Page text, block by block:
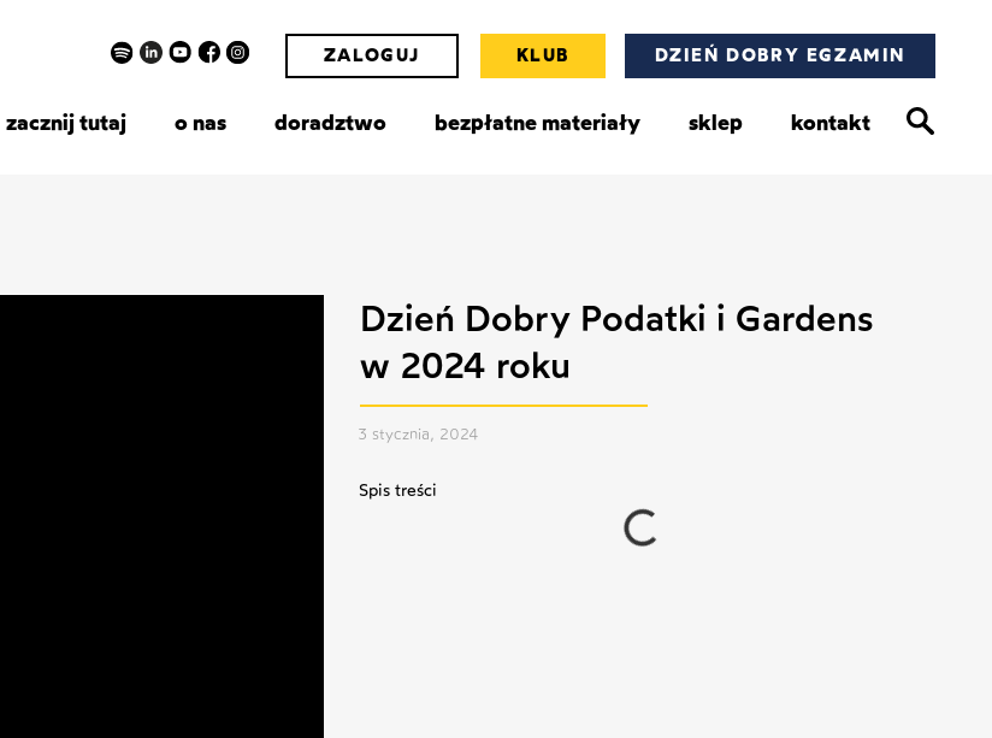
DZIEŃ DOBRY EGZAMIN
KLUB
ZALOGUJ
zacznij tutaj o nas doradztwo bezpłatne materiały sklep kontakt
Dzień Dobry Podatki i Gardens
w 2024 roku
3 stycznia, 2024
Spis treści